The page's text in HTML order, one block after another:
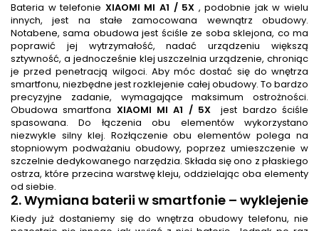
Bateria w telefonie XIAOMI MI A1 / 5X , podobnie jak w wielu
innych, jest na stałe zamocowana wewnątrz obudowy.
Notabene, sama obudowa jest ściśle ze soba sklejona, co ma
poprawić jej wytrzymałość, nadać urządzeniu większą
sztywność, a jednocześnie klej uszczelnia urządzenie, chroniąc
je przed penetracją wilgoci. Aby móc dostać się do wnętrza
smartfonu, niezbędne jest rozklejenie całej obudowy. To bardzo
precyzyjne zadanie, wymagające maksimum ostrożności.
Obudowa smartfona XIAOMI MI A1 / 5X
jest bardzo ściśle
spasowana. Do łączenia obu elementów wykorzystano
niezwykle silny klej. Rozłączenie obu elementów polega na
stopniowym podważaniu obudowy, poprzez umieszczenie w
szczelnie dedykowanego narzędzia. Składa się ono z płaskiego
ostrza, które przecina warstwę kleju, oddzielając oba elementy
od siebie.
2.Wymiana baterii w smartfonie – wyklejenie
Kiedy już dostaniemy się do wnętrza obudowy telefonu, nie